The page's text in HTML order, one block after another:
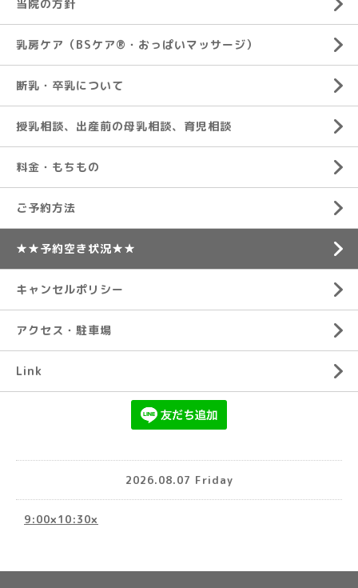
当院の方針
乳房ケア（BSケア®︎・おっぱいマッサージ）
断乳・卒乳について
授乳相談、出産前の母乳相談、育児相談
料金・もちもの
ご予約方法
★★予約空き状況★★
キャンセルポリシー
アクセス・駐車場
Link
2026.08.07 Friday
9:00×10:30×